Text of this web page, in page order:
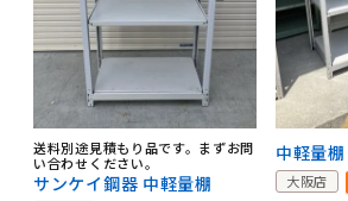
送料別途見積もり品です。まずお問
い合わせください。
サンケイ鋼器 中軽量棚
中軽量棚
大阪店